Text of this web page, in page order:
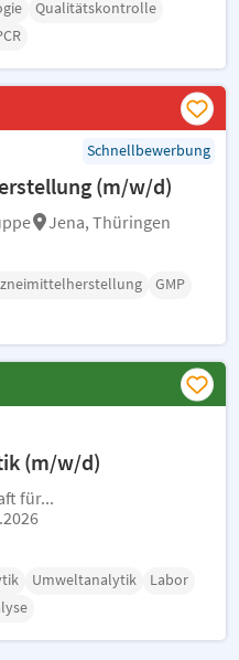
Qualitätskontrolle
Schnellbewerbung
(m/w/d)
Jena, Thüringen
GMP
(m/w/d)
für...
Umweltanalytik
Labor